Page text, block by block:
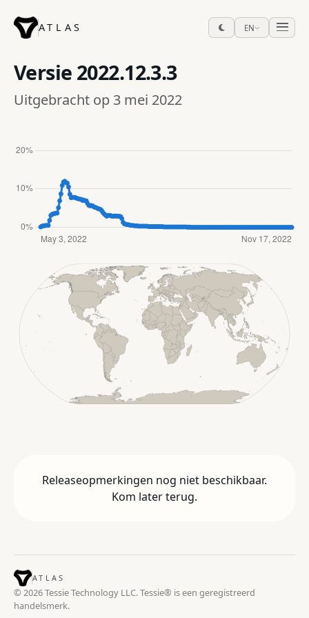
ATLAS EN
Versie 2022.12.3.3
Uitgebracht op 3 mei 2022
Releaseopmerkingen nog niet beschikbaar.
Kom later terug.
ATLAS
© 2026 Tessie Technology LLC. Tessie® is een geregistreerd
handelsmerk.